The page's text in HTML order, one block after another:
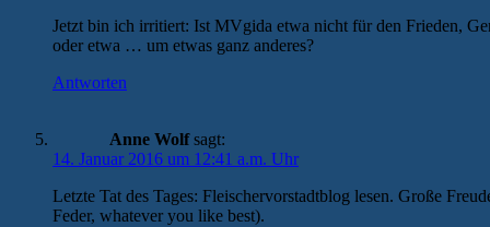
Jetzt bin ich irritiert: Ist MVgida etwa nicht für den Frieden,
oder etwa … um etwas ganz anderes?
Antworten
Anne Wolf sagt:
14. Januar 2016 um 12:41 a.m. Uhr
Letzte Tat des Tages: Fleischervorstadtblog lesen. Große
Feder, whatever you like best).